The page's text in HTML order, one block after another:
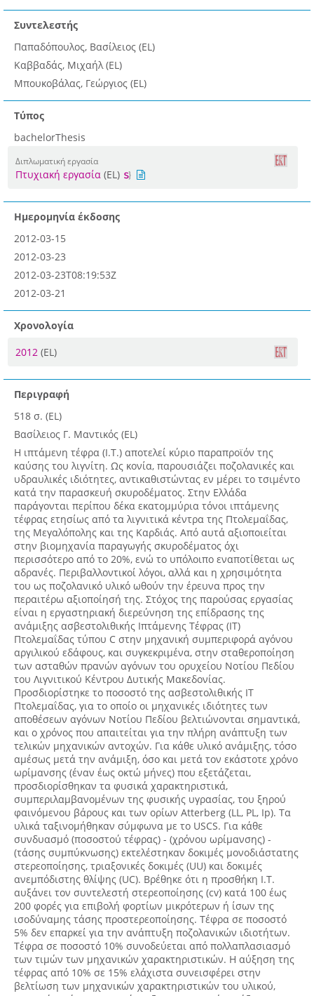
Συντελεστής
Παπαδόπουλος, Βασίλειος (EL)
Καββαδάς, Μιχαήλ (EL)
Μπουκοβάλας, Γεώργιος (EL)
Τύπος
bachelorThesis
Διπλωματική εργασία
Πτυχιακή εργασία (EL)
Ημερομηνία έκδοσης
2012-03-15
2012-03-23
2012-03-23T08:19:53Z
2012-03-21
Χρονολογία
2012 (EL)
Περιγραφή
518 σ. (EL)
Βασίλειος Γ. Μαντικός (EL)
Η ιπτάμενη τέφρα (Ι.Τ.) αποτελεί κύριο παραπροϊόν της
καύσης του λιγνίτη. Ως κονία, παρουσιάζει ποζολανικές και
υδραυλικές ιδιότητες, αντικαθιστώντας εν μέρει το τσιμέντο
κατά την παρασκευή σκυροδέματος. Στην Ελλάδα
παράγονται περίπου δέκα εκατομμύρια τόνοι ιπτάμενης
τέφρας ετησίως από τα λιγνιτικά κέντρα της Πτολεμαΐδας,
της Μεγαλόπολης και της Καρδιάς. Από αυτά αξιοποιείται
στην βιομηχανία παραγωγής σκυροδέματος όχι
περισσότερο από το 20%, ενώ το υπόλοιπο εναποτίθεται ως
αδρανές. Περιβαλλοντικοί λόγοι, αλλά και η χρησιμότητα
του ως ποζολανικό υλικό ωθούν την έρευνα προς την
περαιτέρω αξιοποίησή της. Στόχος της παρούσας εργασίας
είναι η εργαστηριακή διερεύνηση της επίδρασης της
ανάμιξης ασβεστολιθικής Ιπτάμενης Τέφρας (ΙΤ)
Πτολεμαΐδας τύπου C στην μηχανική συμπεριφορά αγόνου
αργιλικού εδάφους, και συγκεκριμένα, στην σταθεροποίηση
των ασταθών πρανών αγόνων του ορυχείου Νοτίου Πεδίου
του Λιγνιτικού Κέντρου Δυτικής Μακεδονίας.
Προσδιορίστηκε το ποσοστό της ασβεστολιθικής ΙΤ
Πτολεμαΐδας, για το οποίο οι μηχανικές ιδιότητες των
αποθέσεων αγόνων Νοτίου Πεδίου βελτιώνονται σημαντικά,
και ο χρόνος που απαιτείται για την πλήρη ανάπτυξη των
τελικών μηχανικών αντοχών. Για κάθε υλικό ανάμιξης, τόσο
αμέσως μετά την ανάμιξη, όσο και μετά τον εκάστοτε χρόνο
ωρίμανσης (έναν έως οκτώ μήνες) που εξετάζεται,
προσδιορίσθηκαν τα φυσικά χαρακτηριστικά,
συμπεριλαμβανομένων της φυσικής υγρασίας, του ξηρού
φαινόμενου βάρους και των ορίων Atterberg (LL, PL, Ip). Τα
υλικά ταξινομήθηκαν σύμφωνα με το USCS. Για κάθε
συνδυασμό (ποσοστού τέφρας) - (χρόνου ωρίμανσης) -
(τάσης συμπύκνωσης) εκτελέστηκαν δοκιμές μονοδιάστατης
στερεοποίησης, τριαξονικές δοκιμές (UU) και δοκιμές
ανεμπόδιστης θλίψης (UC). Βρέθηκε ότι η προσθήκη Ι.Τ.
αυξάνει τον συντελεστή στερεοποίησης (cv) κατά 100 έως
200 φορές για επιβολή φορτίων μικρότερων ή ίσων της
ισοδύναμης τάσης προστερεοποίησης. Τέφρα σε ποσοστό
5% δεν επαρκεί για την ανάπτυξη ποζολανικών ιδιοτήτων.
Τέφρα σε ποσοστό 10% συνοδεύεται από πολλαπλασιασμό
των τιμών των μηχανικών χαρακτηριστικών. Η αύξηση της
τέφρας από 10% σε 15% ελάχιστα συνεισφέρει στην
βελτίωση των μηχανικών χαρακτηριστικών του υλικού,